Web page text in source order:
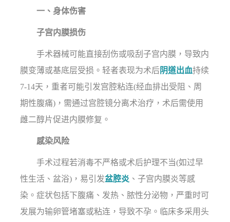
一、身体伤害
子宫内膜损伤
手术器械可能直接刮伤或吸刮子宫内膜，导致内
膜变薄或基底层受损。轻者表现为术后阴道出血持续
7-14天，重者可能引发宫腔粘连(经血排出受阻、周
期性腹痛)，需通过宫腔镜分离术治疗，术后需使用
雌二醇片促进内膜修复。
感染风险
手术过程若消毒不严格或术后护理不当(如过早
性生活、盆浴)，易引发盆腔炎 、子宫内膜炎等感
染。症状包括下腹痛、发热、脓性分泌物，严重时可
发展为输卵管堵塞或粘连，导致不孕。临床多采用头